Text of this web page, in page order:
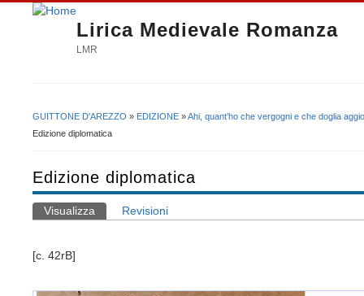
Lirica Medievale Romanza
LMR
Tu sei qui
GUITTONE D'AREZZO » EDIZIONE »Ahi, quant’ho che vergogni e che doglia aggio
Edizione diplomatica
Edizione diplomatica
Schede primarie
Visualizza (scheda attiva)
Revisioni
[c. 42rB]